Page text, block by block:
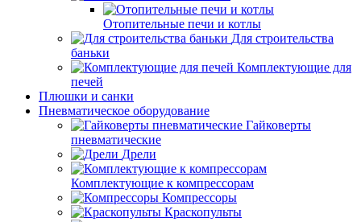
Отопительные печи и котлы
Для строительства
баньки
Комплектующие для
печей
Плюшки и санки
Пневматическое оборудование
Гайковерты
пневматические
Дрели
Комплектующие к компрессорам
Компрессоры
Краскопульты